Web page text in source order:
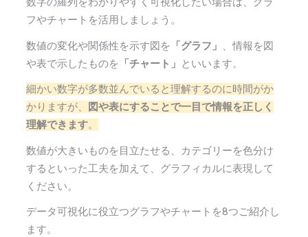
フやチャートを活用しましょう。
数値の変化や関係性を示す図を 「グラフ」
、情報を図
や表で示したものを 「チャート」 といいます。
細かい数字が多数並んでいると理解するのに時間がか
かりますが、
図や表にすることで一目で情報を正しく
理解できます。
数値が大きいものを目立たせる、カテゴリーを色分け
するといった工夫を加えて、グラフィカルに表現して
ください。
データ可視化に役立つグラフやチャートを8つご紹介し
ます。